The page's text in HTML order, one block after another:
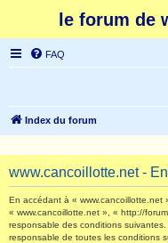
le forum de
FAQ
Index du forum
www.cancoillotte.net -
En accédant à « www.cancoillotte.net
« www.cancoillotte.net », « http://
responsable des conditions
responsable de toutes les conditions